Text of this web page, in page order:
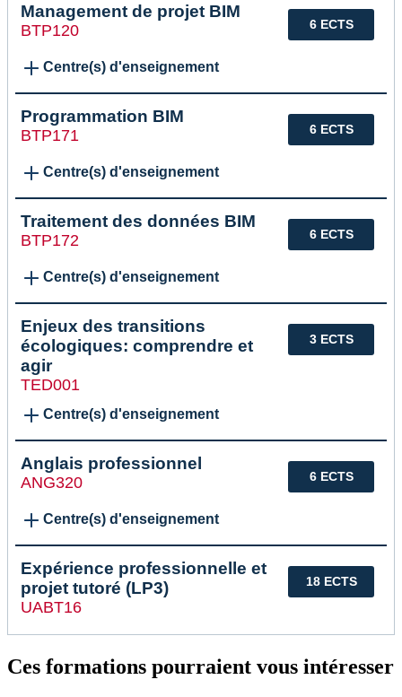
6 ECTS
Management de projet BIM
BTP120
Centre(s) d'enseignement
6 ECTS
Programmation BIM
BTP171
Centre(s) d'enseignement
6 ECTS
Traitement des données BIM
BTP172
Centre(s) d'enseignement
3 ECTS
Enjeux des transitions
écologiques: comprendre et
agir
TED001
Centre(s) d'enseignement
6 ECTS
Anglais professionnel
ANG320
Centre(s) d'enseignement
18 ECTS
Expérience professionnelle et
projet tutoré (LP3)
UABT16
Ces formations pourraient vous intéresser